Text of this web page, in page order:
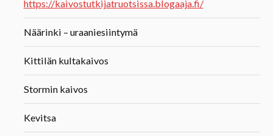
https://kaivostutkijatruotsissa.blogaaja.fi/
Näärinki – uraaniesiintymä
Kittilän kultakaivos
Stormin kaivos
Kevitsa